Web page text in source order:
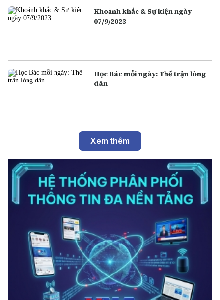
Khoảnh khắc & Sự kiện ngày
07/9/2023
Học Bác mỗi ngày: Thế trận lòng
dân
Xem thêm